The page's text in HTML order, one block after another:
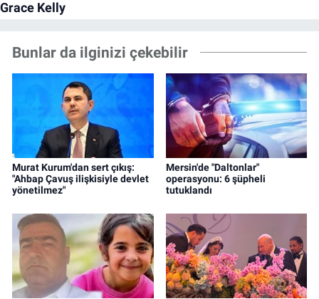
Bunlar da ilginizi çekebilir
Murat Kurum'dan sert çıkış:
"Ahbap Çavuş ilişkisiyle devlet
yönetilmez"
Mersin'de "Daltonlar"
operasyonu: 6 şüpheli
tutuklandı